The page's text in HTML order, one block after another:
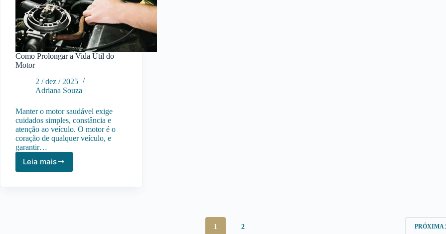
Como Prolongar a Vida Útil do
Motor
2 / dez / 2025
Adriana Souza
Manter o motor saudável exige
cuidados simples, constância e
atenção ao veículo. O motor é o
coração de qualquer veículo, e
garantir…
Leia mais
Como
1 2 PRÓXIMA